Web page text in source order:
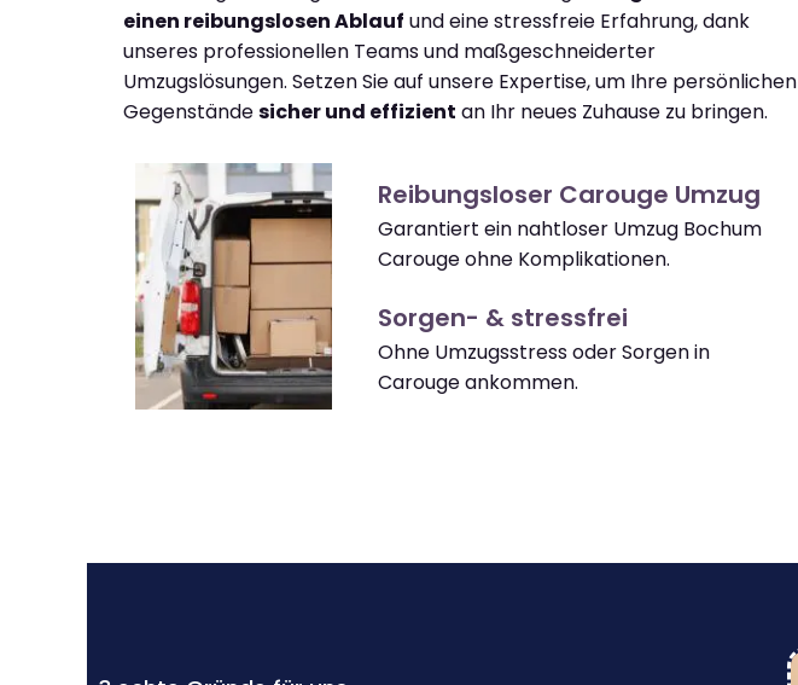
einen reibungslosen Ablauf und eine stressfreie Erfahrung, dank
unseres professionellen Teams und maßgeschneiderter
Umzugslösungen. Setzen Sie auf unsere Expertise, um Ihre persönlichen
Gegenständesicher und effizient an Ihr neues Zuhause zu bringen.
Reibungsloser Carouge Umzug
Garantiert ein nahtloser Umzug Bochum
Carouge ohne Komplikationen.
Sorgen- & stressfrei
Ohne Umzugsstress oder Sorgen in
Carouge ankommen.